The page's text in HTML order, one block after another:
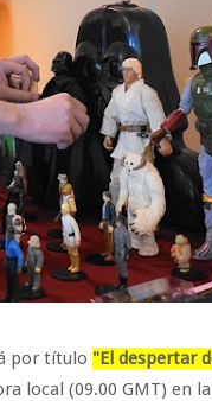
por título "El despertar
local (09.00 GMT) en